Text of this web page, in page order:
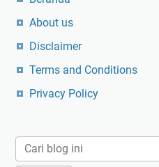
o
i
n
r
i
n
a
l
About us
Disclaimer
Terms and Conditions
Privacy Policy